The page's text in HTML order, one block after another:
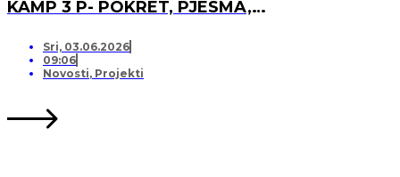
KAMP 3 P- POKRET, PJESMA,
Sri, 03.06.2026
09:06
Novosti, Projekti